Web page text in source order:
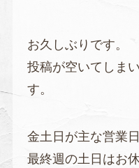
お久しぶりです。
投稿が空いてしま
す。
金土日が主な営業
最終週の土日はお